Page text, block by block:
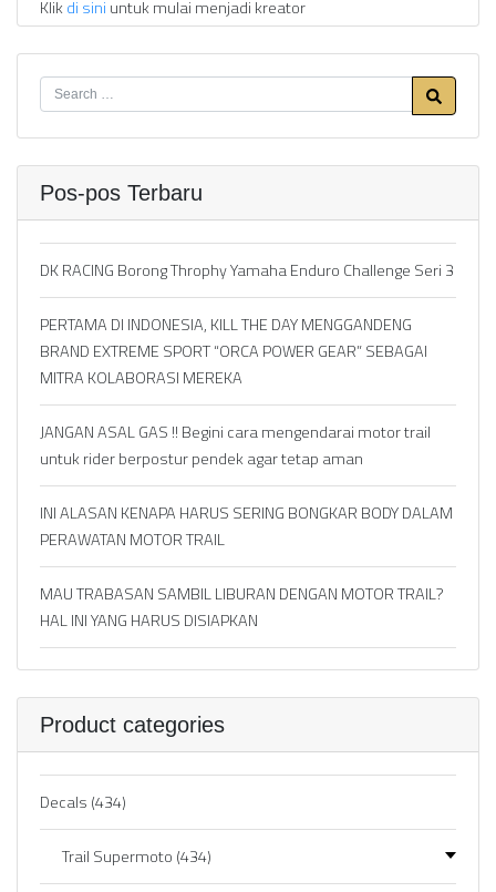
Klikdi siniuntuk mulai menjadi kreator
Pos-pos Terbaru
DK RACING Borong Throphy Yamaha Enduro Challenge Seri 3
PERTAMA DI INDONESIA, KILL THE DAY MENGGANDENG
BRAND EXTREME SPORT “ORCA POWER GEAR” SEBAGAI
MITRA KOLABORASI MEREKA
JANGAN ASAL GAS !! Begini cara mengendarai motor trail
untuk rider berpostur pendek agar tetap aman
INI ALASAN KENAPA HARUS SERING BONGKAR BODY DALAM
PERAWATAN MOTOR TRAIL
MAU TRABASAN SAMBIL LIBURAN DENGAN MOTOR TRAIL?
HAL INI YANG HARUS DISIAPKAN
Product categories
Decals(434)
Trail Supermoto(434)